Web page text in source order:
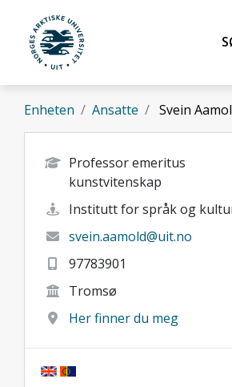
Gå til hovedinnhold
UiT Norges arktiske
Enheten Ansatte Svein
Professor emeritus
kunstvitenskap
Institutt for språk og
svein.aamold@uit.no
97783901
Tromsø
Her finner du meg